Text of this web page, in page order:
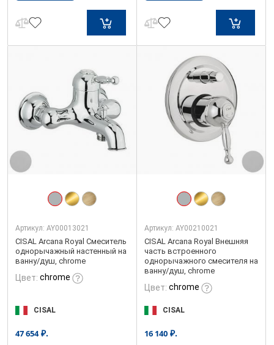
Артикул: AY00013021
CISAL Arcana Royal Смеситель
однорычажный настенный на
ванну/душ, chrome
Цвет: chrome
CISAL
47 654₽.
Артикул: AY00210021
CISAL Arcana Royal Внешняя
часть встроенного
однорычажного смесителя на
ванну/душ, chrome
Цвет: chrome
CISAL
16 140 ₽.